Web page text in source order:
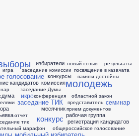
голосование
кандидатов
дума
заседание Думы
заседание ТИК
заседание комиссии
тик
игра
избиратели
марафон
икро
комиссия
конкурс
конкурсы
конференция
месячник
молодежь
новый созыв
областной закон
общероссийское голосование
отчет
памяти достойны
посвящение в казачата
представитель
прием документов
рабочая группа
регистрация кандидатов
результаты
семинар